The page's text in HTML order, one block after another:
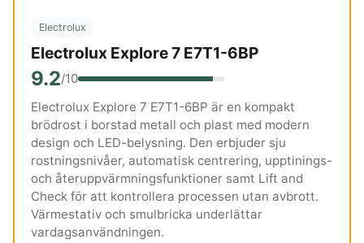
Electrolux
Electrolux Explore 7 E7T1-6BP
9.2/10
Electrolux Explore 7 E7T1-6BP är en kompakt
brödrost i borstad metall och plast med modern
design och LED-belysning. Den erbjuder sju
rostningsnivåer, automatisk centrering, upptinings-
och återuppvärmningsfunktioner samt Lift and
Check för att kontrollera processen utan avbrott.
Värmestativ och smulbricka underlättar
vardagsanvändningen.